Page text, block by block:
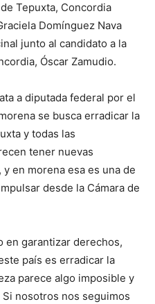
Tepuxta, Concordia
Domínguez Nava
junto al candidato a la
Óscar Zamudio.
a diputada federal por el
se busca erradicar la
y todas las
tener nuevas
en morena esa es una de
desde la Cámara de
en garantizar derechos,
país es erradicar la
parece algo imposible y
nosotros nos seguimos